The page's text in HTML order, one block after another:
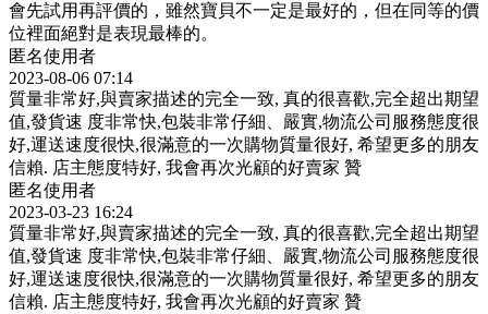
會先試用再評價的，雖然寶貝不一定是最好的，但在同等的價
位裡面絕對是表現最棒的。
匿名使用者
2023-08-06 07:14
質量非常好,與賣家描述的完全一致, 真的很喜歡,完全超出期望
值,發貨速 度非常快,包裝非常仔細、嚴實,物流公司服務態度很
好,運送速度很快,很滿意的一次購物質量很好, 希望更多的朋友
信賴. 店主態度特好, 我會再次光顧的好賣家 贊
匿名使用者
2023-03-23 16:24
質量非常好,與賣家描述的完全一致, 真的很喜歡,完全超出期望
值,發貨速 度非常快,包裝非常仔細、嚴實,物流公司服務態度很
好,運送速度很快,很滿意的一次購物質量很好, 希望更多的朋友
信賴. 店主態度特好, 我會再次光顧的好賣家 贊